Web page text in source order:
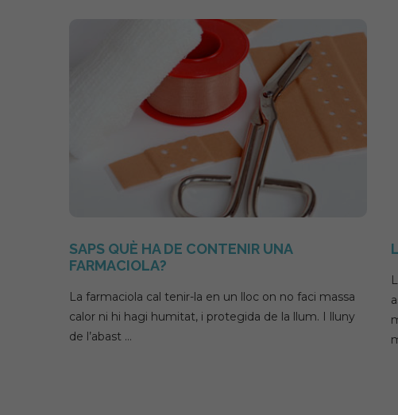
SAPS QUÈ HA DE CONTENIR UNA
FARMACIOLA?
La farmaciola cal tenir-la en un lloc on no faci massa
calor ni hi hagi humitat, i protegida de la llum. I lluny
de l’abast …
What are lice?